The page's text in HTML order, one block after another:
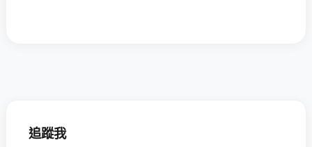
追蹤我